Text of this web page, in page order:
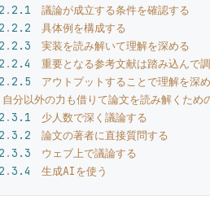
.2.1 議論が成立する条件を確認する
.2.2 具体例を構成する
.2.3 実装を読み解いて理解を深める
.2.4
重要となる参考文献は踏み込んで
.2.5 アウトプットすることで理解を深
分以外の力も借りて論文を読み解くため
.3.1 少人数で深く議論する
.3.2 論文の著者に直接質問する
.3.3 ウェブ上で議論する
.3.4 生成AIを使う